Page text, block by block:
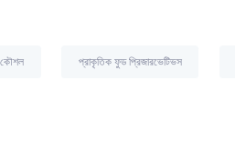
কৌশল প্রাকৃতিক ফুড প্রিজারভেটিভস